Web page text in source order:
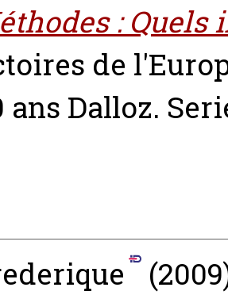
:
de
ans Dalloz.